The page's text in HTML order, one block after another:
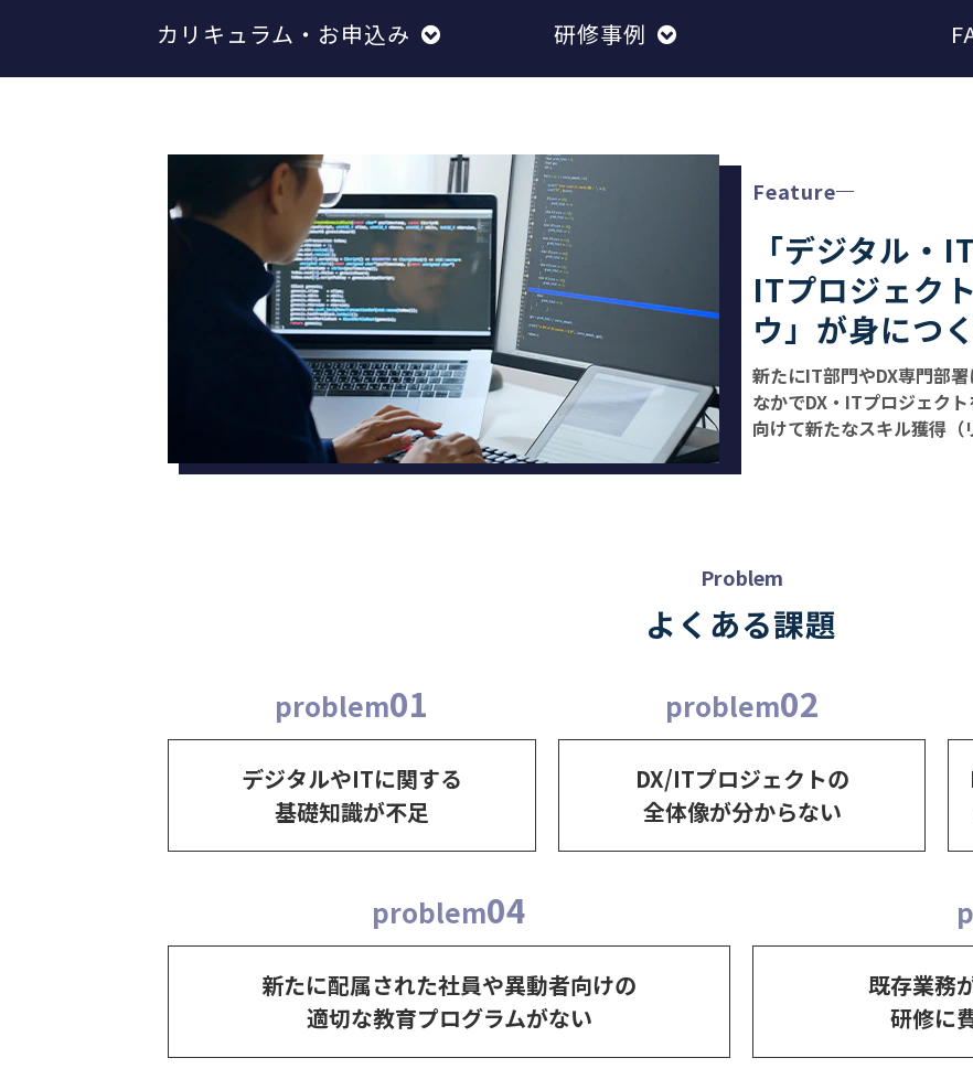
カリキュラム・お申込み
研修事例
Feature
「デジタル・
ITプロジェク
ウ」が身につ
新たにIT部門やDX専門部
なかでDX・ITプロジェク
向けて新たなスキル獲得（
Problem
よくある課題
problem01
デジタルやITに関する
基礎知識が不足
problem02
DX/ITプロジェクトの
全体像が分からない
problem04
新たに配属された社員や異動者向けの
適切な教育プログラムがない
既存業務
研修に